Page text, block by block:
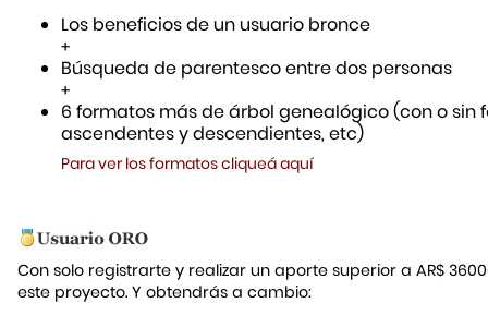
Los beneficios de un usuario bronce
+
Búsqueda de parentesco entre dos personas
+
6 formatos más de árbol genealógico (con o sin
ascendentes y descendientes, etc)
Para ver los formatos cliqueá aquí
Con solo registrarte y realizar un aporte superior a AR$
este proyecto. Y obtendrás a cambio: